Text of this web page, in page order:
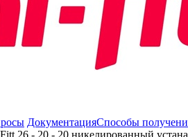
ДокументацияСпособы